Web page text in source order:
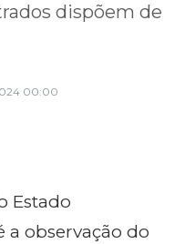
dispõem de
00:00
Estado
a observação do